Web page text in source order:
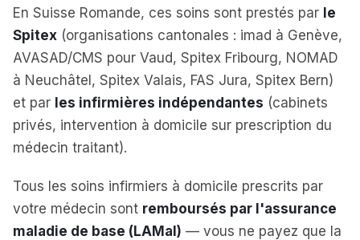
En Suisse Romande, ces soins sont prestés par le
Spitex (organisations cantonales : imad à Genève,
AVASAD/CMS pour Vaud, Spitex Fribourg, NOMAD
à Neuchâtel, Spitex Valais, FAS Jura, Spitex Bern)
et par les infirmières indépendantes (cabinets
privés, intervention à domicile sur prescription du
médecin traitant).
Tous les soins infirmiers à domicile prescrits par
votre médecin sont remboursés par l'assurance
maladie de base (LAMal) — vous ne payez que la